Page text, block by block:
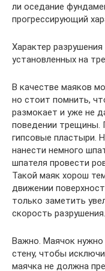
ли оседание
прогрессирующий
Характер
установленных на
В качестве маяков
но стоит помнить,
размокает и уже не
поведении трещины.
гипсовые пластыри.
нанести немного
шпателя провести
Такой маяк хорош
движении
только заметить
скорость разрушения.
Важно. Маячок нужно
стену, чтобы
маячка не должна